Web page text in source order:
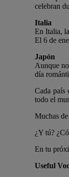
celebran
Italia
En Italia,
El 6 de
Japón
Aunque
día
Cada país
todo el
Muchas
¿Y tú?
En tu
Useful